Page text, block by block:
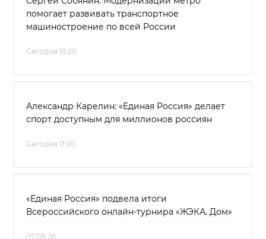
помогает развивать транспортное
машиностроение по всей России
Сегодня 13:20
Александр Карелин: «Единая Россия» делает
спорт доступным для миллионов россиян
Сегодня 11:00
«Единая Россия» подвела итоги
Всероссийского онлайн-турнира «ЖЭКА. Дом»
07.08.26